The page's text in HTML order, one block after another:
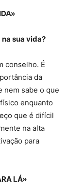
sua vida?
conselho. É
da
nem sabe o que
enquanto
que é difícil
na alta
para
LÁ»